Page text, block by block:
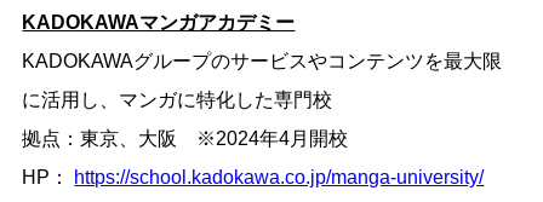
KADOKAWAマンガアカデミー
KADOKAWAグループのサービスやコンテンツを最大限
に活用し、マンガに特化した専門校
拠点：東京、大阪 ※2024年4月開校
HP： https://school.kadokawa.co.jp/manga-university/